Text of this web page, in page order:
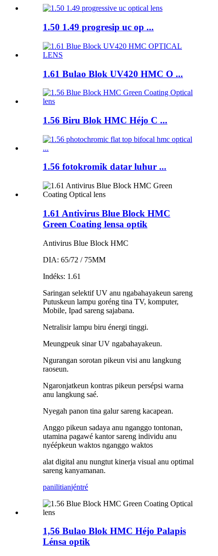
1.50 1.49 progresip uc op ...
1.61 Bulao Blok UV420 HMC O ...
1.56 Biru Blok HMC Héjo C ...
1.56 fotokromik datar luhur ...
1.61 Antivirus Blue Block HMC
Green Coating lensa optik
Antivirus Blue Block HMC
DIA: 65/72 / 75MM
Indéks: 1.61
Saringan selektif UV anu ngabahayakeun sareng
Putuskeun lampu goréng tina TV, komputer,
Mobile, Ipad sareng sajabana.
Netralisir lampu biru énergi tinggi.
Meungpeuk sinar UV ngabahayakeun.
Ngurangan sorotan pikeun visi anu langkung
raoseun.
Ngaronjatkeun kontras pikeun persépsi warna
anu langkung saé.
Nyegah panon tina galur sareng kacapean.
Anggo pikeun sadaya anu nganggo tontonan,
utamina pagawé kantor sareng individu anu
nyéépkeun waktos nganggo waktos
alat digital anu nungtut kinerja visual anu optimal
sareng kanyamanan.
panilitianjéntré
1,56 Bulao Blok HMC Héjo Palapis
Lénsa optik